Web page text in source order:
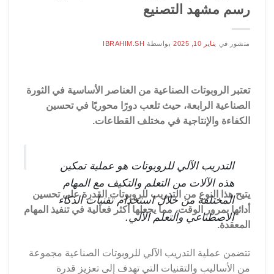
رسم مشهد التصنيع
منشور في يناير 10, 2025 بواسطة IBRAHIM.SH
تعتبر الروبوتات الصناعية من العناصر الأساسية في الثورة
الصناعية الرابعة، حيث تلعب دورًا محوريًا في تحسين
الكفاءة والإنتاجية في مختلف القطاعات.
التدريب الآلي للروبوتات هو عملية تمكين
هذه الآلات من التعلم والتكيف مع المهام
المختلفة من خلال استخدام تقنيات الذكاء
الاصطناعي والتعلم الآلي.
يتيح هذا النوع من التدريب للروبوتات القدرة على تحسين
أدائها بمرور الوقت، مما يجعلها أكثر فعالية في تنفيذ المهام
المعقدة.
تتضمن عملية التدريب الآلي للروبوتات الصناعية مجموعة
من الأساليب والتقنيات التي تهدف إلى تعزيز قدرة